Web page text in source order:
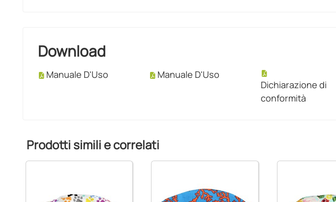
Download
Manuale D'Uso
Manuale D'Uso
Dichiarazione di
conformità
Prodotti simili e correlati